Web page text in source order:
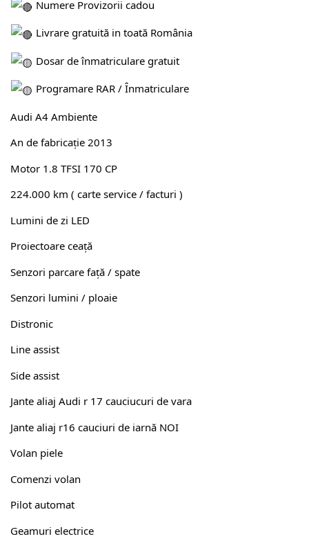
Numere Provizorii cadou
Livrare gratuită in toată România
Dosar de înmatriculare gratuit
Programare RAR / Înmatriculare
Audi A4 Ambiente
An de fabricație 2013
Motor 1.8 TFSI 170 CP
224.000 km ( carte service / facturi )
Lumini de zi LED
Proiectoare ceață
Senzori parcare față / spate
Senzori lumini / ploaie
Distronic
Line assist
Side assist
Jante aliaj Audi r 17 cauciucuri de vara
Jante aliaj r16 cauciuri de iarnă NOI
Volan piele
Comenzi volan
Pilot automat
Geamuri electrice